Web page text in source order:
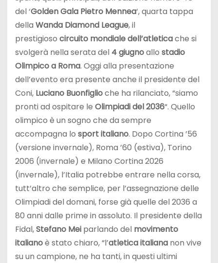
del ‘Golden Gala Pietro Mennea‘, quarta tappa
della Wanda Diamond League, il
prestigioso circuito mondiale dell’atleticache si
svolgerà nella serata del 4 giugnoallo stadio
Olimpico a Roma. Oggi alla presentazione
dell’evento era presente anche il presidente del
Coni, Luciano Buonfiglioche ha rilanciato, “siamo
pronti ad ospitare le Olimpiadi del 2036“. Quello
olimpico è un sogno che da sempre
accompagna lo sport italiano. Dopo Cortina ’56
(versione invernale), Roma ’60 (estiva), Torino
2006 (invernale) e Milano Cortina 2026
(invernale), l’Italia potrebbe entrare nella corsa,
tutt’altro che semplice, per l’assegnazione delle
Olimpiadi del domani, forse già quelle del 2036 a
80 anni dalle prime in assoluto. Il presidente della
Fidal,Stefano Mei parlando del movimento
italianoè stato chiaro, “l’atletica italiana non vive
su un campione, ne ha tanti, in questi ultimi